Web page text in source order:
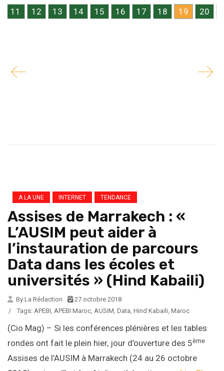
11 12 13 14 15 16 17 18 19 20
A LA UNE INTERNET TENDANCE
Assises de Marrakech : «
L’AUSIM peut aider à
l’instauration de parcours
Data dans les écoles et
universités » (Hind Kabaili)
By La Rédaction
27 octobre 2018
/
Tags: APEBI, APEBI Maroc, AUSIM, Data, Hind Kabaili, Maroc
(Cio Mag) – Si les conférences plénières et les tables
rondes ont fait le plein hier, jour d’ouverture des 5ème
Assises de l’AUSIM à Marrakech (24 au 26 octobre